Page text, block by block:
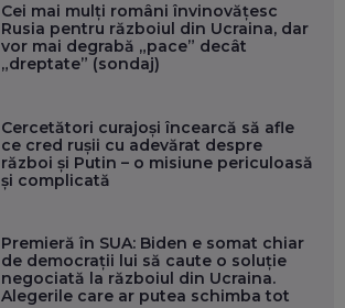
Cei mai mulți români învinovățesc
Rusia pentru războiul din Ucraina, dar
vor mai degrabă „pace” decât
„dreptate” (sondaj)
Cercetători curajoși încearcă să afle
ce cred rușii cu adevărat despre
război și Putin – o misiune periculoasă
și complicată
Premieră în SUA: Biden e somat chiar
de democraţii lui să caute o soluţie
negociată la războiul din Ucraina.
Alegerile care ar putea schimba tot